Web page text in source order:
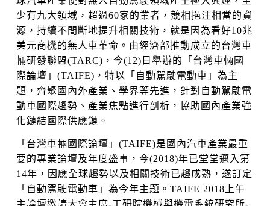
少有九大領域，超過60家的業者，競相挹注相當的資
源，持續不間斷地提升相關技術，就是因為看好10兆
美元商機的無人車革命。由經濟部推動成立的台灣車
輛研發聯盟(TARC)，今(12)日舉辦的「台灣車輛國
際論壇」(TAIFE)，特以「自動駕駛電動車」為主
題，齊聚國內外產業、學界等先進，針對自動駕駛電
動車國際趨勢、產業焦點進行剖析，協助國內產業強
化鏈結國際供應鏈。
「台灣車輛國際論壇」(TAIFE)是國內汽車產業最重
要的專業論壇及年度盛事，今(2018)年已堂堂邁入第
14年，因應全球趨勢以及相關技術已趨成熟，遂訂定
「自動駕駛電動車」為今年主題。TAIFE 2018上午
主論壇邀請大會主席-工研院機械與機電系統研究所-